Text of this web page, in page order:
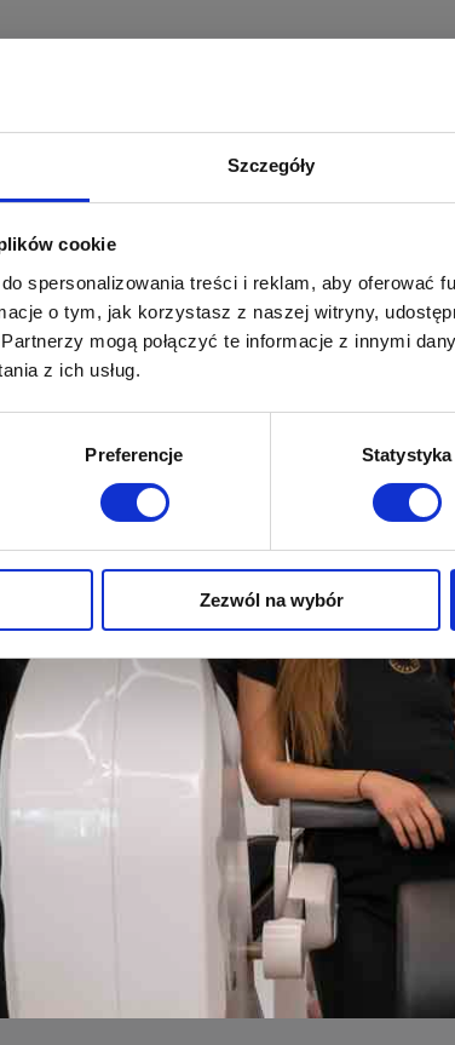
Szczegóły
cookie
spersonalizowania treści i reklam, aby oferować
o tym, jak korzystasz z naszej witryny,
mogą połączyć te informacje z innymi
z ich usług.
Preferencje Statystyka
Zezwól na wybór
mnie
mnie
mnie
mnie
Twój trening.
osoby gotowe pomóc Ci osiągnąć
bezpiecznie i zmotywowana do